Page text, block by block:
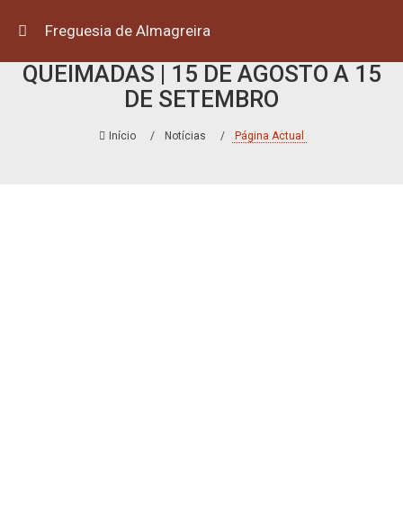
QUEIMADAS | 15 DE AGOSTO A 15
DE SETEMBRO
Início Notícias Página Actual
Freguesia de Almagreira